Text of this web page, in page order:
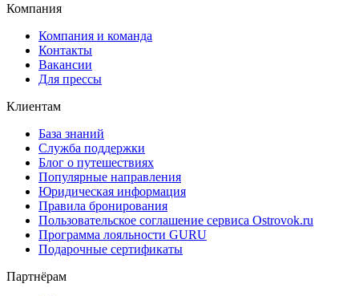
Компания
Компания и команда
Контакты
Вакансии
Для прессы
Клиентам
База знаний
Служба поддержки
Блог о путешествиях
Популярные направления
Юридическая информация
Правила бронирования
Пользовательское соглашение сервиса Ostrovok.ru
Программа лояльности GURU
Подарочные сертификаты
Партнёрам